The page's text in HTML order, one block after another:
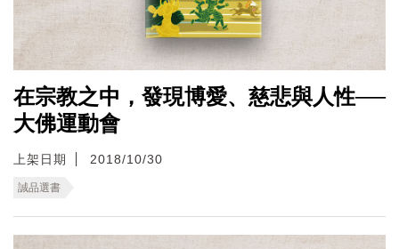
在宗教之中，發現博愛、慈悲與人性──
大佛運動會
上架日期 2018/10/30
誠品選書